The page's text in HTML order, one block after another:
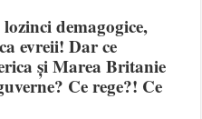
demagogice,
evreii! Dar ce
și Marea Britanie
Ce rege?! Ce